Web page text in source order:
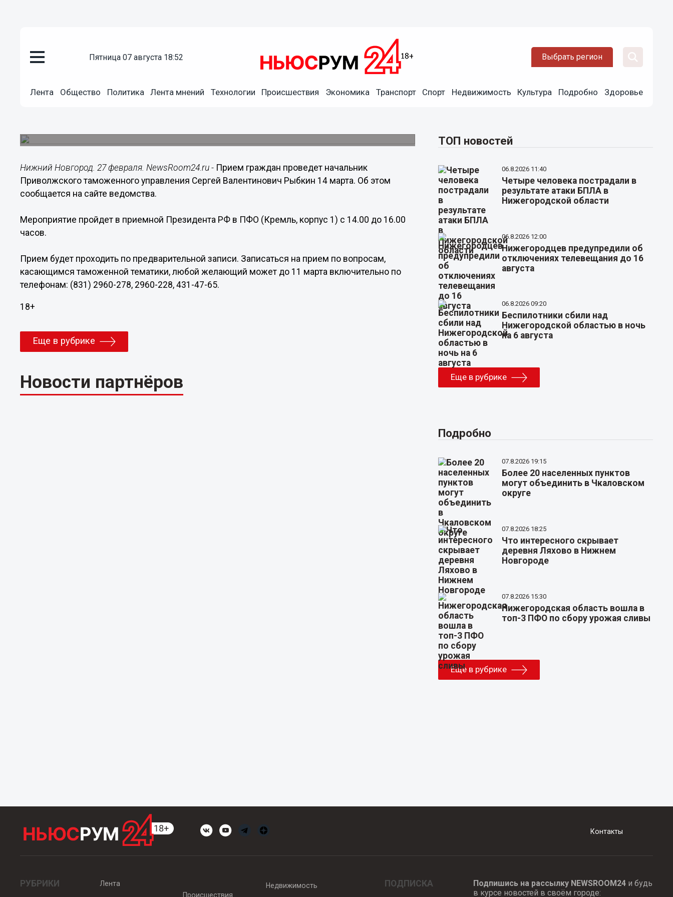
пятница 07 августа 18:52 Выбрать регион
Лента Общество Политика Лента мнений Технологии Происшествия Экономика Транспорт Спорт Недвижимость Культура Подробно Здоровье
Прием граждан проведет начальник Приволжского
Нижний Новгород. 27 февраля. NewsRoom24.ru - Прием граждан проведет начальник
Приволжского таможенного управления Сергей Валентинович Рыбкин 14 марта. Об этом
сообщается на сайте ведомства.
Мероприятие пройдет в приемной Президента РФ в ПФО (Кремль, корпус 1) с 14.00 до 16.00
часов.
Прием будет проходить по предварительной записи. Записаться на прием по вопросам,
касающимся таможенной тематики, любой желающий может до 11 марта включительно по
телефонам: (831) 2960-278, 2960-228, 431-47-65.
18+
Еще в рубрике
Новости партнёров
ТОП новостей
06.8.2026 11:40
Четыре человека пострадали в
результате атаки БПЛА в
Нижегородской области
06.8.2026 12:00
Нижегородцев предупредили об
отключениях телевещания до 16
августа
06.8.2026 09:20
Беспилотники сбили над
Нижегородской областью в ночь
на 6 августа
Еще в рубрике
Подробно
07.8.2026 19:15
Более 20 населенных пунктов
могут объединить в Чкаловском
округе
07.8.2026 18:25
Что интересного скрывает
деревня Ляхово в Нижнем
Новгороде
07.8.2026 15:30
Нижегородская область вошла в
топ-3 ПФО по сбору урожая сливы
Еще в рубрике
Контакты
РУБРИКИ
Лента
Происшествия
Недвижимость ПОДПИСКА Подпишись на рассылку NEWSROOM24и будь
в курсе новостей в своём городе: